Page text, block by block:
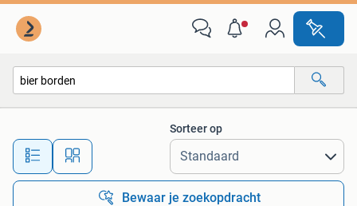
Alle afstanden…
Sorteer op
Bewaar je zoekopdracht